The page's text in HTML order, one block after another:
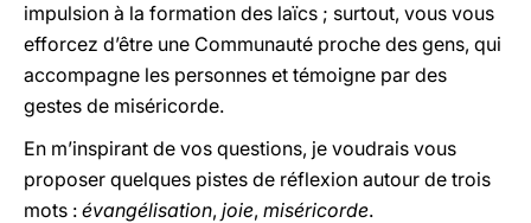
impulsion à la formation des laïcs ; surtout, vous vous
efforcez d’être une Communauté proche des gens, qui
accompagne les personnes et témoigne par des
gestes de miséricorde.
En m’inspirant de vos questions, je voudrais vous
proposer quelques pistes de réflexion autour de trois
mots : évangélisation, joie, miséricorde.